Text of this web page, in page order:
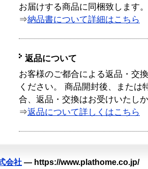
お届けする商品に同梱致します。
⇒納品書について詳細はこちら
返品について
お客様のご都合による返品・交
ください。 商品開封後、または
合、返品・交換はお受けいたし
⇒返品について詳しくはこちら
会社 — https://www.plathome.co.jp/